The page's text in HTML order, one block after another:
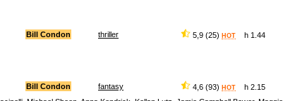
Bill Condon thriller 5,9 (25) HOT h 1.44
Bill Condon fantasy 4,6 (93) HOT h 2.15